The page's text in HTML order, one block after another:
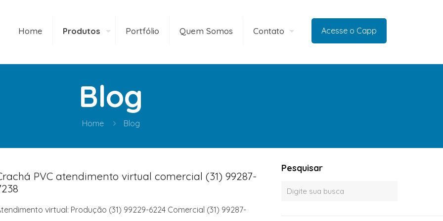
Home Produtos Portfólio Quem Somos Contato Acesse o Capp
Blog
Home Blog
PVC atendimento virtual comercial (31) 99287-
virtual: Produção (31) 99229-6224 Comercial (31) 99287-
Pesquisar